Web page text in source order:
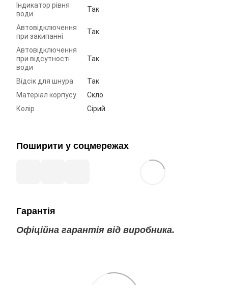
Індикатор рівня
води
Так
Автовідключення
при закипанні
Так
Автовідключення
при відсутності
води
Так
Відсік для шнура
Так
Матеріал корпусу
Скло
Колір
Сірий
Поширити у соцмережах
Гарантія
Офіційна гарантія від виробника.